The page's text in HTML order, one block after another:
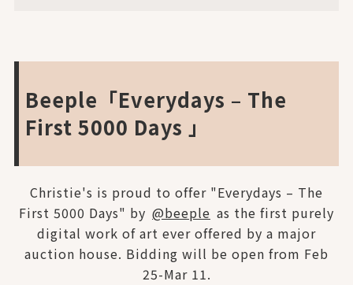
Beeple「Everydays – The
First 5000 Days 」
Christie's is proud to offer "Everydays – The
First 5000 Days" by @beeple as the first purely
digital work of art ever offered by a major
auction house. Bidding will be open from Feb
25-Mar 11.